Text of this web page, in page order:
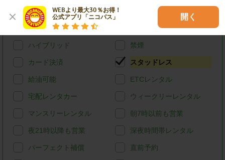
WEBより最大30％お得！
公式アプリ「ニコパス」
開く
店舗オリジナル
特徴で探す
ハイブリッド 禁煙
カード決済 スタッドレス
給油可能 ETCレンタル
宅配レンタカー ウィークリーレンタル
マンスリーレンタル 朝7時以前も営業
夜21時以降も営業 深夜時間帯レンタル
パーフェクト補償 直前予約